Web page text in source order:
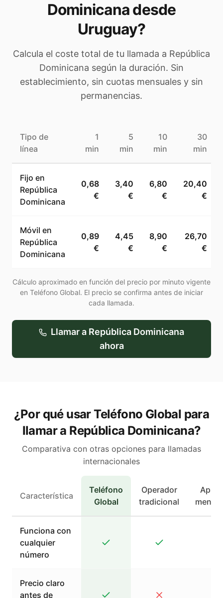
Dominicanadesde
Uruguay?
Calcula el coste total de tu llamada a República
Dominicana según la duración. Sin
establecimiento, sin cuotas mensuales y sin
permanencias.
Tipo de
línea
1
min
5
min
10
min
30
min
Fijo en
República
Dominicana
0,68
€
3,40
€
6,80
€
20,40
€
Móvil en
República
Dominicana
0,89
€
4,45
€
8,90
€
26,70
€
Cálculo aproximado en función del precio por minuto vigente
en Teléfono Global. El precio se confirma antes de iniciar
cada llamada.
Llamar a República Dominicana
ahora
¿Por qué usar Teléfono Global para
llamar a República Dominicana?
Comparativa con otras opciones para llamadas
internacionales
Característica
Teléfono
Global
Operador
tradicional
Apps
Funciona con
cualquier
número
Precio claro
antes de